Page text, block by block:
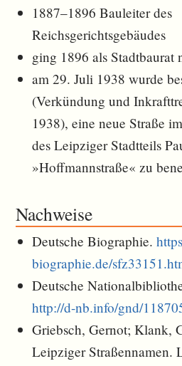
1887–1896 Bauleiter des
Reichsgerichtsgebäudes
ging 1896 als Stadtbaurat
am 29. Juli 1938 wurde
(Verkündung und
1938), eine neue Straße
des Leipziger Stadtteils
»Hoffmannstraße« zu
Nachweise
Deutsche Biographie.
biographie.de/
Deutsche
http://d-nb.info/gnd/
Griebsch, Gernot; Klank,
Leipziger Straßennamen.